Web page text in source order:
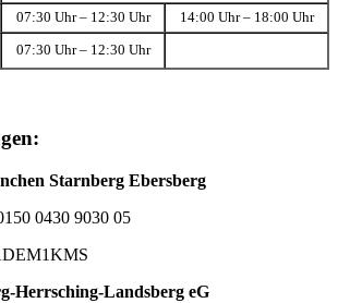
07:30 Uhr – 12:30 Uhr 14:00 Uhr – 18:00 Uhr
07:30 Uhr – 12:30 Uhr
Starnberg Ebersberg
0430 9030 05
Herrsching-Landsberg eG